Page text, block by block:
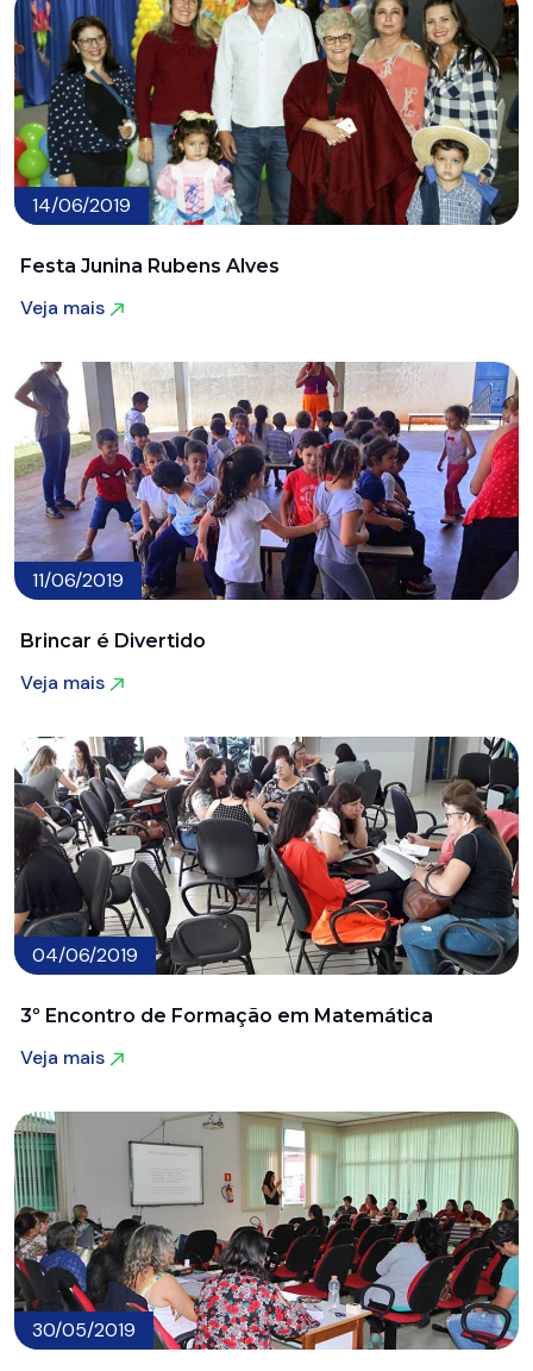
14/06/2019
Festa Junina Rubens Alves
Veja mais
11/06/2019
Brincar é Divertido
Veja mais
04/06/2019
3º Encontro de Formação em Matemática
Veja mais
30/05/2019